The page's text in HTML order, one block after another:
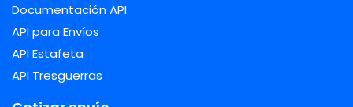
Documentación API
API para Envíos
API Estafeta
API Tresguerras